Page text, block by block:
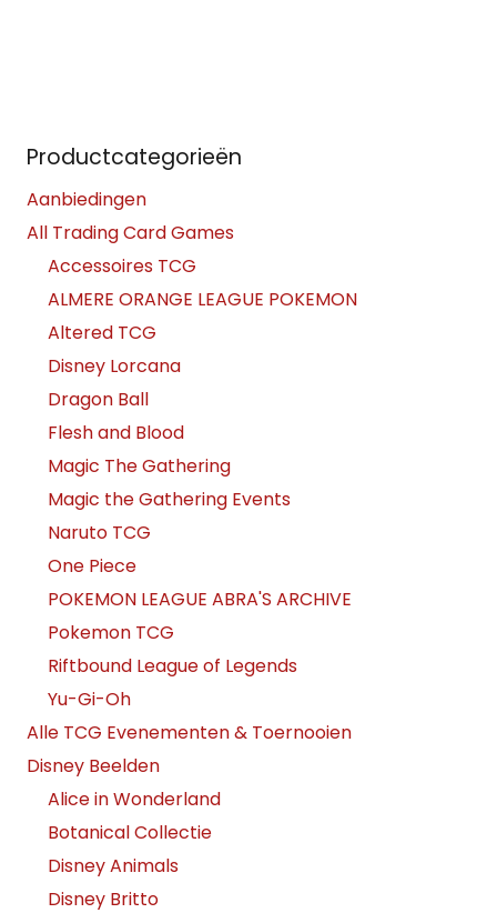
Productcategorieën
Aanbiedingen
All Trading Card Games
Accessoires TCG
ALMERE ORANGE LEAGUE POKEMON
Altered TCG
Disney Lorcana
Dragon Ball
Flesh and Blood
Magic The Gathering
Magic the Gathering Events
Naruto TCG
One Piece
POKEMON LEAGUE ABRA'S ARCHIVE
Pokemon TCG
Riftbound League of Legends
Yu-Gi-Oh
Alle TCG Evenementen & Toernooien
Disney Beelden
Alice in Wonderland
Botanical Collectie
Disney Animals
Disney Britto